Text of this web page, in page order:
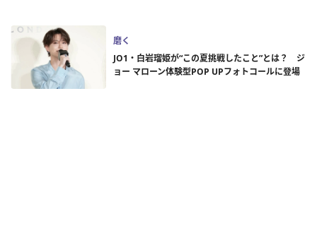
磨く
JO1・白岩瑠姫が“この夏挑戦したこと”とは？ ジ
ョー マローン体験型POP UPフォトコールに登場